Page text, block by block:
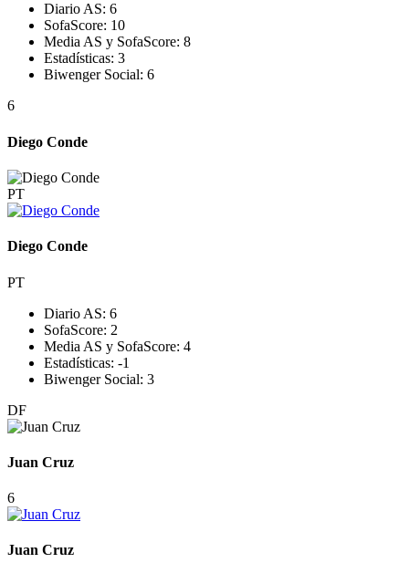
Diario AS: 6
SofaScore: 10
Media AS y SofaScore: 8
Estadísticas: 3
Biwenger Social: 6
6
Diego Conde
PT
Diego Conde
PT
Diario AS: 6
SofaScore: 2
Media AS y SofaScore: 4
Estadísticas: -1
Biwenger Social: 3
DF
Juan Cruz
6
Juan Cruz